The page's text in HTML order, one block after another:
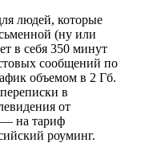
людей, которые
(ну или
в себя 350 минут
сообщений по
объемом в 2 Гб.
в
от
на тариф
роуминг.